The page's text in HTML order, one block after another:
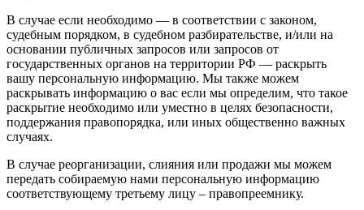
В случае если необходимо — в соответствии с законом,
судебным порядком, в судебном разбирательстве, и/или на
основании публичных запросов или запросов от
государственных органов на территории РФ — раскрыть
вашу персональную информацию. Мы также можем
раскрывать информацию о вас если мы определим, что такое
раскрытие необходимо или уместно в целях безопасности,
поддержания правопорядка, или иных общественно важных
случаях.
В случае реорганизации, слияния или продажи мы можем
передать собираемую нами персональную информацию
соответствующему третьему лицу – правопреемнику.